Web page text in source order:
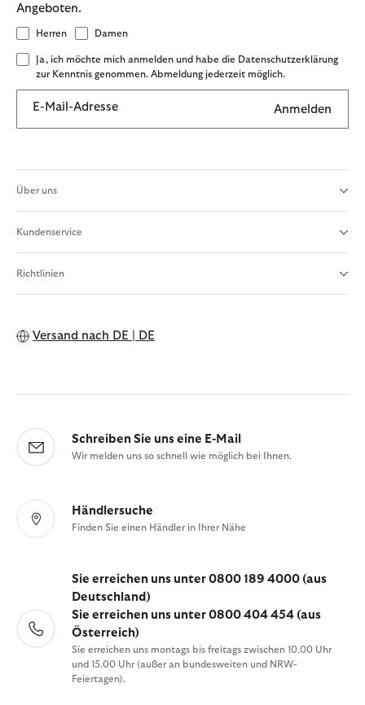
Angeboten.
Herren Damen
Ja, ich möchte mich anmelden und habe die Datenschutzerklärung
zur Kenntnis genommen. Abmeldung jederzeit möglich.
E-Mail-Adresse Anmelden
Über uns
Kundenservice
Richtlinien
Versand nach DE | DE
Schreiben Sie uns eine E-Mail
Wir melden uns so schnell wie möglich bei Ihnen.
Händlersuche
Finden Sie einen Händler in Ihrer Nähe
Sie erreichen uns unter 0800 189 4000 (aus
Deutschland)
Sie erreichen uns unter 0800 404 454 (aus
Österreich)
Sie erreichen uns montags bis freitags zwischen 10.00 Uhr
und 15.00 Uhr (außer an bundesweiten und NRW-
Feiertagen).